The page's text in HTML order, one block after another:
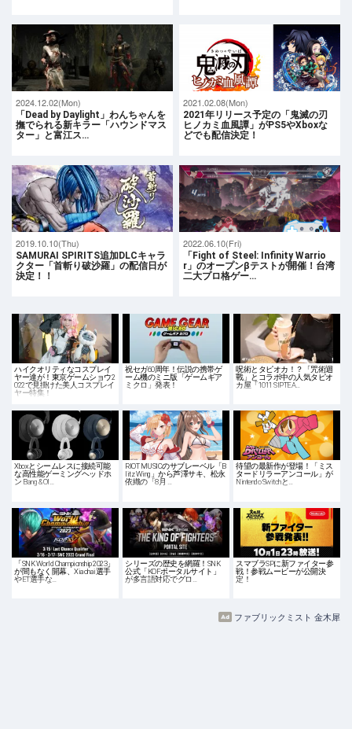
2024.12.02(Mon)
「Dead by Daylight」わんちゃんを
撫でられる新キラー「ハウンドマス
ター」と富江ス…
2021.02.08(Mon)
2021年リリース予定の「鬼滅の刃
ヒノカミ血風譚」がPS5やXboxな
どでも配信決定！
2019.10.10(Thu)
SAMURAI SPIRITS追加DLCキャラ
クター「首斬り破沙羅」の配信日が
決定！！
2022.06.10(Fri)
「Fight of Steel: Infinity Warrio
r」のオープンβテストが開催！台湾
二大プロ格ゲー…
ハイクオリティなコスプレイ
ヤー達が！東京ゲームショウ2
022で見掛けた美人コスプレイ
ヤー特集！
祝セガ60周年！伝説の携帯ゲ
ーム機のミニ版「ゲームギア
ミクロ」発表！
呪術とタピオカ！？「咒術迴
戰」とコラボ中の人気タピオ
カ屋「1011 SIPTEA…
Xboxとシームレスに接続可能
な高性能ゲーミングヘッドホ
ン Bang & Ol…
RIOT MUSICのサブレーベル「B
litz Wing」から芦澤サキ、松永
依織の「8月 …
待望の最新作が登場！「ミス
タードリラーアンコール」が
Nintendo Switchと…
「SNK World Championship 2023」
が間もなく開幕、Xiaohai選手
やET選手な…
シリーズの歴史を網羅！SNK
公式「KOFポータルサイト」
が多言語対応でグロ…
スマブラSPに新ファイター参
戦！参戦ムービーが公開決
定！
ファブリックミスト 金木犀